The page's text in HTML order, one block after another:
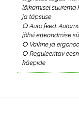
lõikamisel suurema
ja täpsuse
○ Auto feed:
jõhvi etteandmise
○ Vaikne ja
○ Reguleeritav
käepide